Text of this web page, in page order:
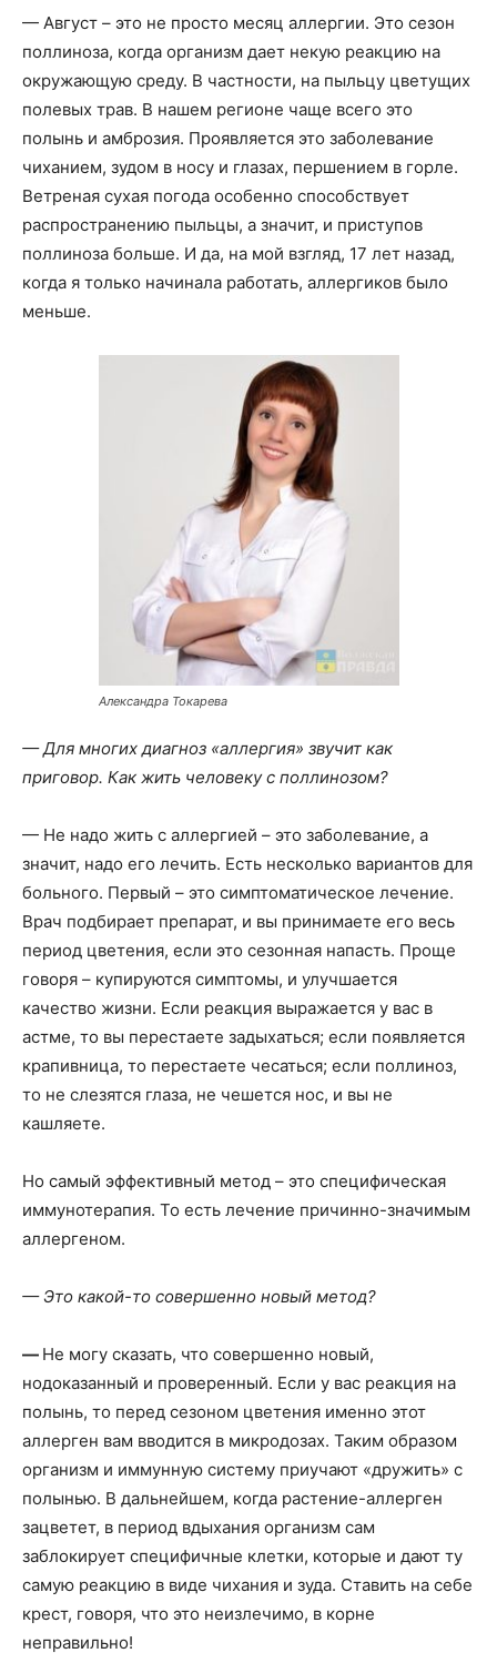
— Август – это не просто месяц аллергии. Это сезон
поллиноза, когда организм дает некую реакцию на
окружающую среду. В частности, на пыльцу цветущих
полевых трав. В нашем регионе чаще всего это
полынь и амброзия. Проявляется это заболевание
чиханием, зудом в носу и глазах, першением в горле.
Ветреная сухая погода особенно способствует
распространению пыльцы, а значит, и приступов
поллиноза больше. И да, на мой взгляд, 17 лет назад,
когда я только начинала работать, аллергиков было
меньше.
Александра Токарева
— Для многих диагноз «аллергия» звучит как
приговор. Как жить человеку с поллинозом?
— Не надо жить с аллергией – это заболевание, а
значит, надо его лечить. Есть несколько вариантов для
больного. Первый – это симптоматическое лечение.
Врач подбирает препарат, и вы принимаете его весь
период цветения, если это сезонная напасть. Проще
говоря – купируются симптомы, и улучшается
качество жизни. Если реакция выражается у вас в
астме, то вы перестаете задыхаться; если появляется
крапивница, то перестаете чесаться; если поллиноз,
то не слезятся глаза, не чешется нос, и вы не
кашляете.
Но самый эффективный метод – это специфическая
иммунотерапия. То есть лечение причинно-значимым
аллергеном.
— Это какой-то совершенно новый метод?
— Не могу сказать, что совершенно новый,
нодоказанный и проверенный. Если у вас реакция на
полынь, то перед сезоном цветения именно этот
аллерген вам вводится в микродозах. Таким образом
организм и иммунную систему приучают «дружить» с
полынью. В дальнейшем, когда растение-аллерген
зацветет, в период вдыхания организм сам
заблокирует специфичные клетки, которые и дают ту
самую реакцию в виде чихания и зуда. Ставить на себе
крест, говоря, что это неизлечимо, в корне
неправильно!